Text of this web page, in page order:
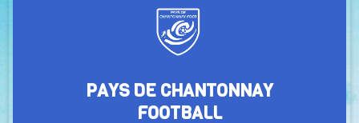
PAYS DE CHANTONNAY
FOOTBALL